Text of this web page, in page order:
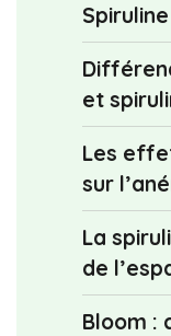
et
Les
sur
La
de
Bloom :